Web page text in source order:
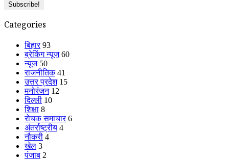
Categories
बिहार 93
ब्रेकिंग न्यूज 60
न्यूज 50
राजनीतिक 41
उत्तर प्रदेश 15
मनोरंजन 12
दिल्ली 10
शिक्षा 8
रोचक समाचार 6
अंतर्राष्ट्रीय 4
नौकरी 4
खेल 3
पंजाब 2